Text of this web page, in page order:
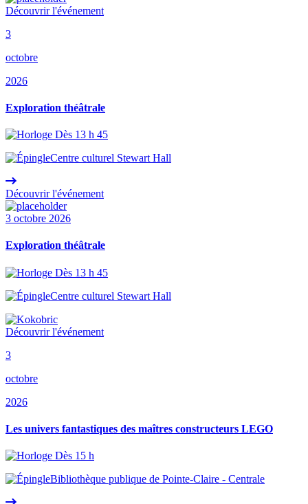
Découvrir l'événement
3
octobre
2026
Exploration théâtrale
Dès 13 h 45
Centre culturel Stewart Hall
Découvrir l'événement
3 octobre 2026
Exploration théâtrale
Dès 13 h 45
Centre culturel Stewart Hall
Découvrir l'événement
3
octobre
2026
Les univers fantastiques des maîtres constructeurs LEGO
Dès 15 h
Bibliothèque publique de Pointe-Claire - Centrale